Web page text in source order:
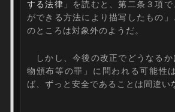
する法律 」を読むと、第二条３項
ができる方法により描写したもの
のところは対象外のようだ。
しかし、今後の改正でどうなるか
物頒布等の罪」に問われる可能性
ば、ずっと安全であることは間違い